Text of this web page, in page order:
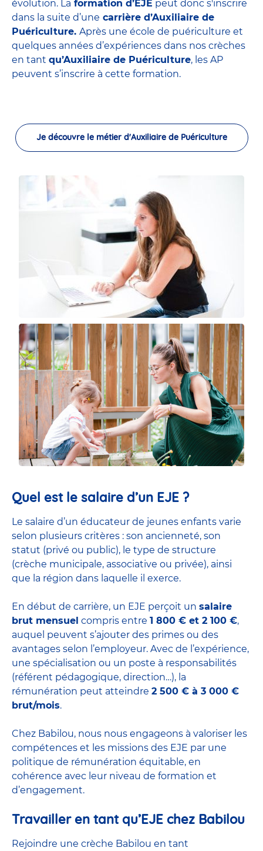
évolution. La formation d’EJE peut donc s'inscrire
dans la suite d’une carrière d’Auxiliaire de
Puériculture. Après une école de puériculture et
quelques années d’expériences dans nos crèches
en tant qu’Auxiliaire de Puériculture, les AP
peuvent s’inscrire à cette formation.
Je découvre le métier d'Auxiliaire de Puériculture
Quel est le salaire d’un EJE ?
Le salaire d’un éducateur de jeunes enfants varie
selon plusieurs critères : son ancienneté, son
statut (privé ou public), le type de structure
(crèche municipale, associative ou privée), ainsi
que la région dans laquelle il exerce.
En début de carrière, un EJE perçoit un salaire
brut mensuel compris entre 1 800 € et 2 100 €,
auquel peuvent s’ajouter des primes ou des
avantages selon l’employeur. Avec de l’expérience,
une spécialisation ou un poste à responsabilités
(référent pédagogique, direction…), la
rémunération peut atteindre 2 500 € à 3 000 €
brut/mois.
Chez Babilou, nous nous engageons à valoriser les
compétences et les missions des EJE par une
politique de rémunération équitable, en
cohérence avec leur niveau de formation et
d’engagement.
Travailler en tant qu’EJE chez Babilou
Rejoindre une crèche Babilou en tant